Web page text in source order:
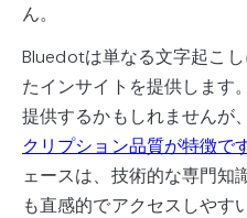
ん。
Bluedotは単なる文字起こ
たインサイトを提供します
提供するかもしれませんが
クリプション品質が特徴で
ェースは、技術的な専門知
も直感的でアクセスしやす